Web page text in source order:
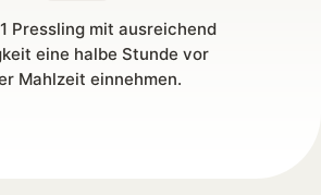
Pressling mit ausreichend
eine halbe Stunde vor
Mahlzeit einnehmen.